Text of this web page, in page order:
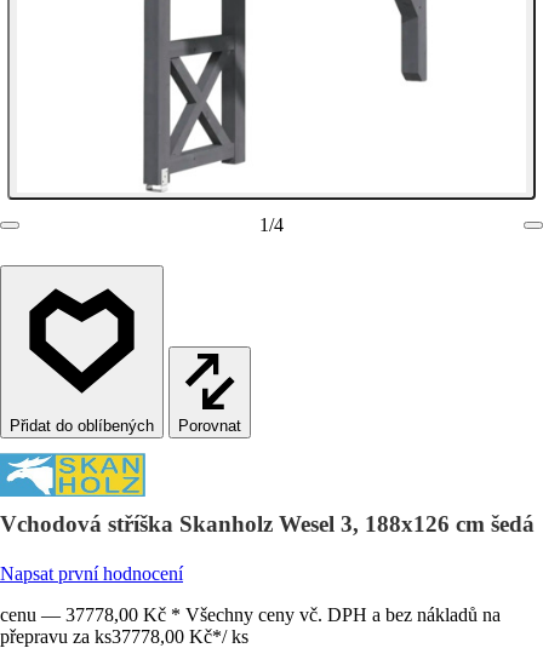
1/4
Porovnat
Vchodová stříška Skanholz Wesel 3, 188x126 cm šedá
Napsat první hodnocení
cenu — 37778,00 Kč * Všechny ceny vč. DPH a bez nákladů na
přepravu za ks37778,00 Kč*/ ks